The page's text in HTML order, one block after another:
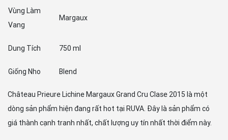
Vùng Làm
Vang
Margaux
Dung Tích 750 ml
Giống Nho Blend
Château Prieure Lichine Margaux Grand Cru Clase 2015 là một
dòng sản phẩm hiện đang rất hot tại RUVA. Đây là sản phẩm có
giá thành cạnh tranh nhất, chất lượng uy tín nhất thời điểm này.